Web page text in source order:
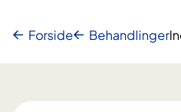
Forside Behandlinger